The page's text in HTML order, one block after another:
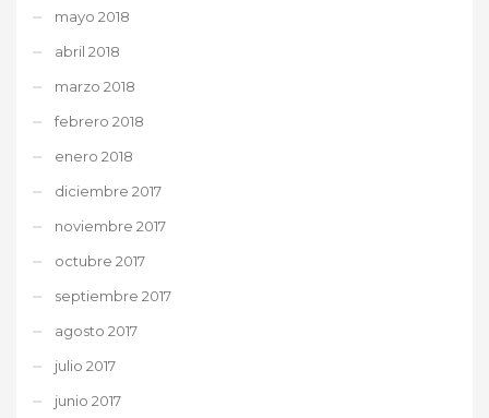
mayo 2018
abril 2018
marzo 2018
febrero 2018
enero 2018
diciembre 2017
noviembre 2017
octubre 2017
septiembre 2017
agosto 2017
julio 2017
junio 2017